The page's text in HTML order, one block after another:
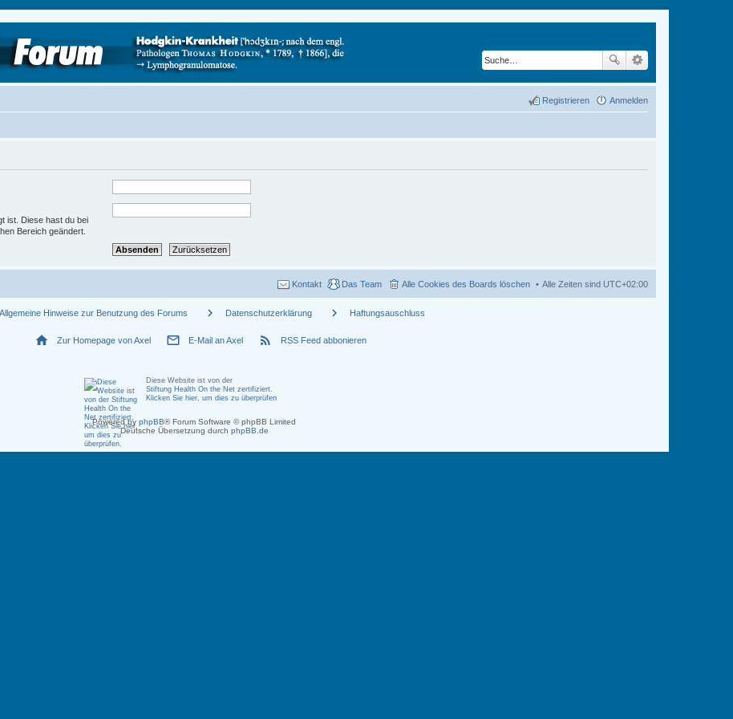
Anmelden
Registrieren
ist. Diese hast du bei
Bereich geändert.
Alle Zeiten sind UTC+02:00
Alle Cookies des Boards löschen
Das Team
Kontakt
Allgemeine Hinweise zur Benutzung des Forums chevron_right Datenschutzerklärung chevron_right Haftungsauschluss
home Zur Homepage von Axel mail_outline E-Mail an Axel rss_feed RSS Feed abbonieren
Diese Website ist von der
Stiftung Health On the Net zertifiziert.
Klicken Sie hier, um dies zu überprüfen
Powered by phpBB® Forum Software © phpBB Limited
Deutsche Übersetzung durch phpBB.de